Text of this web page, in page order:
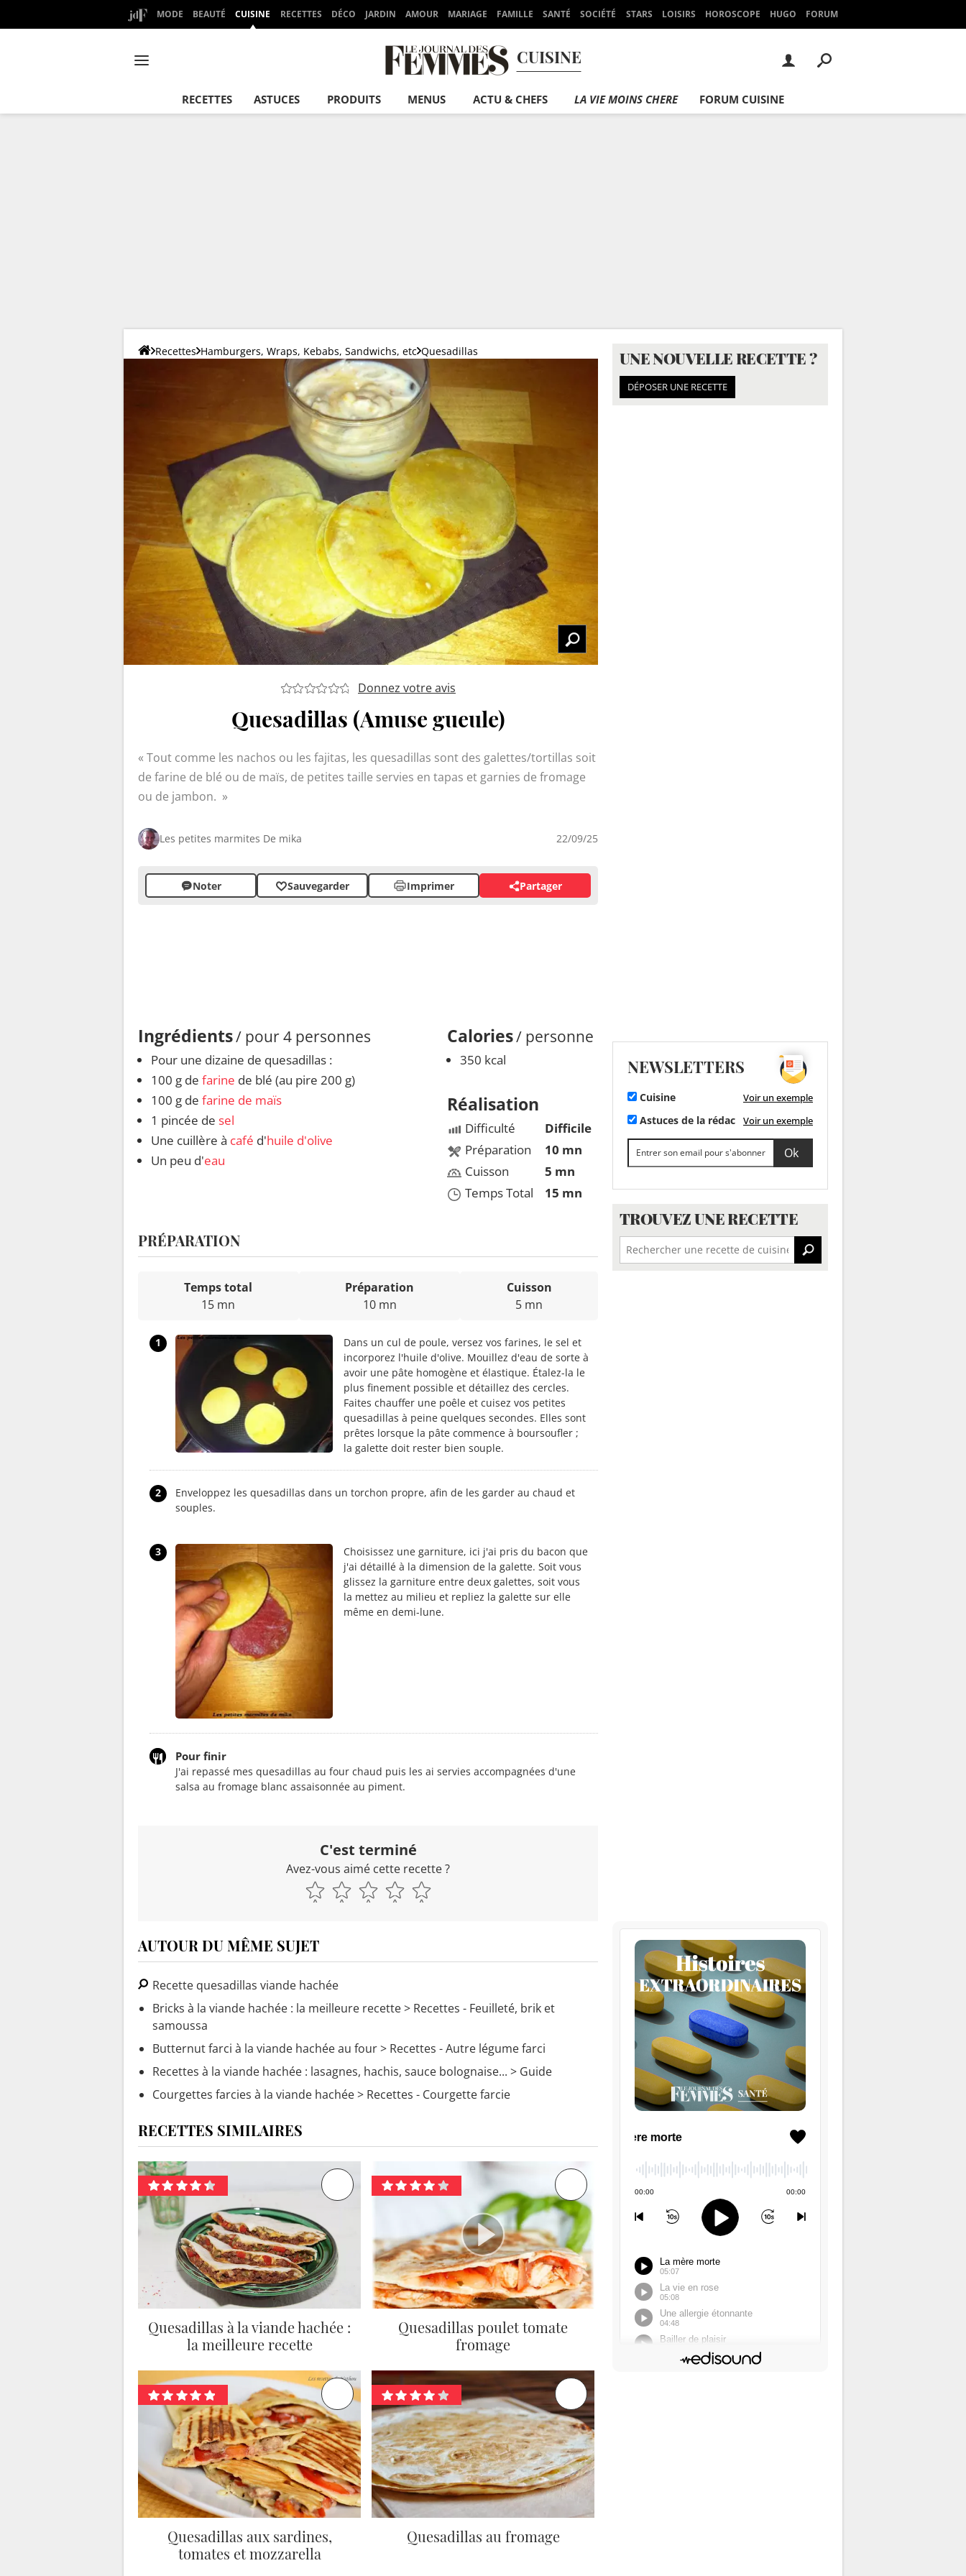
MODE BEAUTÉ CUISINE RECETTES DÉCO JARDIN AMOUR MARIAGE FAMILLE SANTÉ SOCIÉTÉ STARS LOISIRS HOROSCOPE HUGO FORUM
CUISINE
RECETTES ASTUCES PRODUITS MENUS ACTU & CHEFS LA VIE MOINS CHERE FORUM CUISINE
Recettes Hamburgers, Wraps, Kebabs, Sandwichs, etc Quesadillas
Donnez votre avis
Quesadillas (Amuse gueule)
Tout comme les nachos ou les fajitas, les quesadillas sont des galettes/tortillas soit
de farine de blé ou de maïs, de petites taille servies en tapas et garnies de fromage
ou de jambon.
Les petites marmites De mika 22/09/25
Noter Sauvegarder Imprimer Partager
Ingrédients/ pour 4 personnes
Pour une dizaine de quesadillas :
100 g de farine de blé (au pire 200 g)
100 g de farine de maïs
1 pincée de sel
Une cuillère à café d'huile d'olive
Un peu d'eau
Calories/ personne
350 kcal
Réalisation
Difficulté
Préparation
Cuisson
Temps Total
Difficile
10 mn
5 mn
15 mn
PRÉPARATION
Temps total
15 mn
Préparation
10 mn
Cuisson
5 mn
1
Dans un cul de poule, versez vos farines, le sel et
incorporez l'huile d'olive. Mouillez d'eau de sorte à
avoir une pâte homogène et élastique. Étalez-la le
plus finement possible et détaillez des cercles.
Faites chauffer une poêle et cuisez vos petites
quesadillas à peine quelques secondes. Elles sont
prêtes lorsque la pâte commence à boursoufler ;
la galette doit rester bien souple.
2
Enveloppez les quesadillas dans un torchon propre, afin de les garder au chaud et
souples.
3
Choisissez une garniture, ici j'ai pris du bacon que
j'ai détaillé à la dimension de la galette. Soit vous
glissez la garniture entre deux galettes, soit vous
la mettez au milieu et repliez la galette sur elle
même en demi-lune.
Pour finir
J'ai repassé mes quesadillas au four chaud puis les ai servies accompagnées d'une
salsa au fromage blanc assaisonnée au piment.
C'est terminé
Avez-vous aimé cette recette ?
AUTOUR DU MÊME SUJET
Recette quesadillas viande hachée
Bricks à la viande hachée : la meilleure recette> Recettes - Feuilleté, brik et
samoussa
Butternut farci à la viande hachée au four> Recettes - Autre légume farci
Recettes à la viande hachée : lasagnes, hachis, sauce bolognaise... > Guide
Courgettes farcies à la viande hachée> Recettes - Courgette farcie
RECETTES SIMILAIRES
Quesadillas à la viande hachée :
la meilleure recette
Quesadillas poulet tomate
fromage
Quesadillas aux sardines,
tomates et mozzarella
Quesadillas au fromage
UNE NOUVELLE RECETTE ?
DÉPOSER UNE RECETTE
NEWSLETTERS
Cuisine Voir un exemple
Astuces de la rédac Voir un exemple
TROUVEZ UNE RECETTE